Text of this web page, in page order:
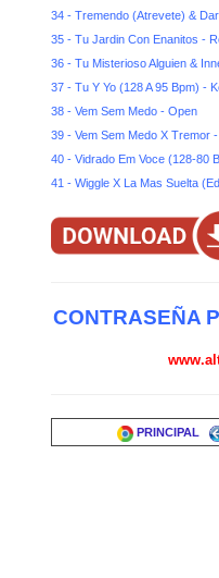
34 - Tremendo (Atrevete) &
35 - Tu Jardin Con Enanitos -
36 - Tu Misterioso Alguien &
37 - Tu Y Yo (128 A 95 Bpm) -
38 - Vem Sem Medo - Open
39 - Vem Sem Medo X Tremor
40 - Vidrado Em Voce (128-80
41 - Wiggle X La Mas Suelta
CONTRASEÑA
PRINCIPAL